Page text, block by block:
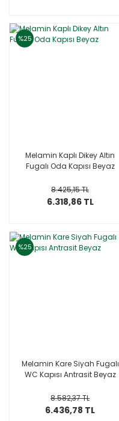
%25
Melamin Kaplı Dikey Altın
Fugalı Oda Kapısı Beyaz
8.425,15 TL
6.318,86 TL
%25
Melamin Kare Siyah Fugalı
WC Kapısı Antrasit Beyaz
8.582,37 TL
6.436,78 TL